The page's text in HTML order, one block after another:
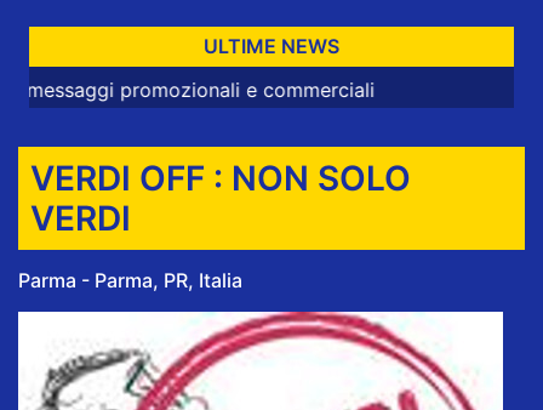
ULTIME NEWS
promozionali e commerciali
VERDI OFF : NON SOLO
VERDI
Parma - Parma, PR, Italia